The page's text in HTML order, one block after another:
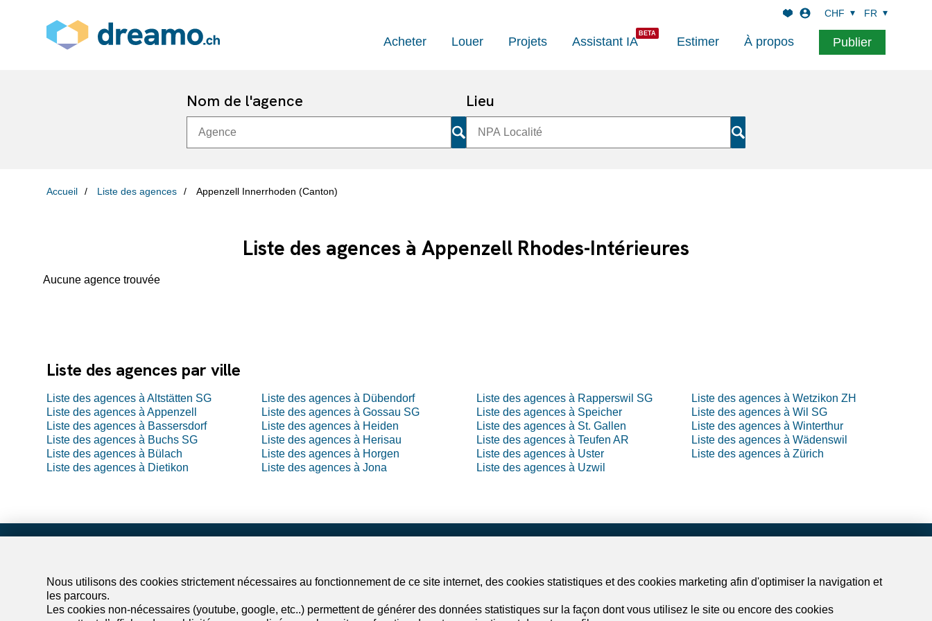
Acheter Louer Projets Assistant IA Estimer À propos Publier
CHF FR
Nom de l'agence Lieu
Accueil Liste des agences Appenzell Innerrhoden (Canton)
Liste des agences à Appenzell Rhodes-Intérieures
Aucune agence trouvée
Liste des agences par ville
Liste des agences à Altstätten SG
Liste des agences à Appenzell
Liste des agences à Bassersdorf
Liste des agences à Buchs SG
Liste des agences à Bülach
Liste des agences à Dietikon
Liste des agences à Dübendorf
Liste des agences à Gossau SG
Liste des agences à Heiden
Liste des agences à Herisau
Liste des agences à Horgen
Liste des agences à Jona
Liste des agences à Rapperswil SG
Liste des agences à Speicher
Liste des agences à St. Gallen
Liste des agences à Teufen AR
Liste des agences à Uster
Liste des agences à Uzwil
Liste des agences à Wetzikon ZH
Liste des agences à Wil SG
Liste des agences à Winterthur
Liste des agences à Wädenswil
Liste des agences à Zürich
Louer une maison
Paramètres de mon compte
Alerte de recherche
À propos
Nos partenaires
Nous utilisons des cookies strictement nécessaires au fonctionnement de ce site internet, des cookies statistiques et des cookies marketing afin d'optimiser la navigation et
les parcours.
Les cookies non-nécessaires (youtube, google, etc..) permettent de générer des données statistiques sur la façon dont vous utilisez le site ou encore des cookies